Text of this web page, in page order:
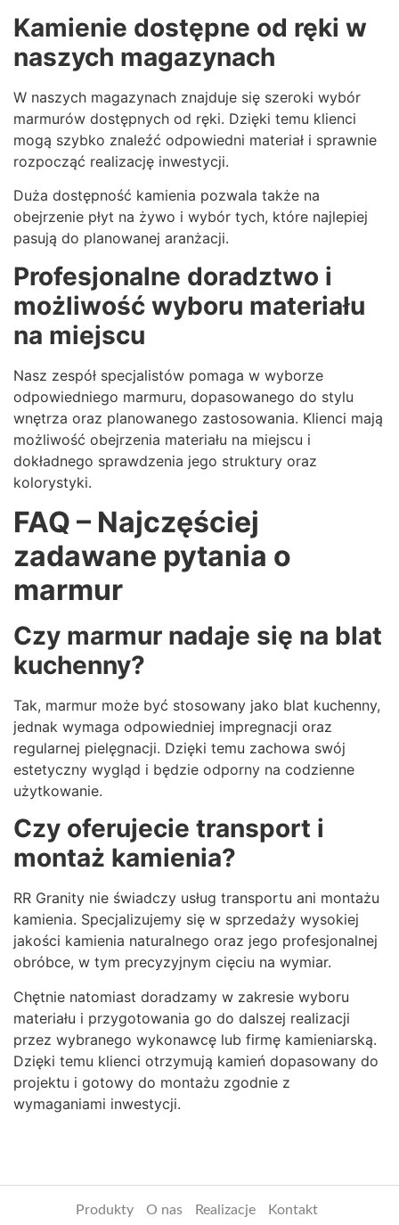
Kamienie dostępne od ręki w
naszych magazynach
W naszych magazynach znajduje się szeroki wybór
marmurów dostępnych od ręki. Dzięki temu klienci
mogą szybko znaleźć odpowiedni materiał i sprawnie
rozpocząć realizację inwestycji.
Duża dostępność kamienia pozwala także na
obejrzenie płyt na żywo i wybór tych, które najlepiej
pasują do planowanej aranżacji.
Profesjonalne doradztwo i
możliwość wyboru materiału
na miejscu
Nasz zespół specjalistów pomaga w wyborze
odpowiedniego marmuru, dopasowanego do stylu
wnętrza oraz planowanego zastosowania. Klienci mają
możliwość obejrzenia materiału na miejscu i
dokładnego sprawdzenia jego struktury oraz
kolorystyki.
FAQ – Najczęściej
zadawane pytania o
marmur
Czy marmur nadaje się na blat
kuchenny?
Tak, marmur może być stosowany jako blat kuchenny,
jednak wymaga odpowiedniej impregnacji oraz
regularnej pielęgnacji. Dzięki temu zachowa swój
estetyczny wygląd i będzie odporny na codzienne
użytkowanie.
Czy oferujecie transport i
montaż kamienia?
RR Granity nie świadczy usług transportu ani montażu
kamienia. Specjalizujemy się w sprzedaży wysokiej
jakości kamienia naturalnego oraz jego profesjonalnej
obróbce, w tym precyzyjnym cięciu na wymiar.
Chętnie natomiast doradzamy w zakresie wyboru
materiału i przygotowania go do dalszej realizacji
przez wybranego wykonawcę lub firmę kamieniarską.
Dzięki temu klienci otrzymują kamień dopasowany do
projektu i gotowy do montażu zgodnie z
wymaganiami inwestycji.
Produkty O nas Realizacje Kontakt